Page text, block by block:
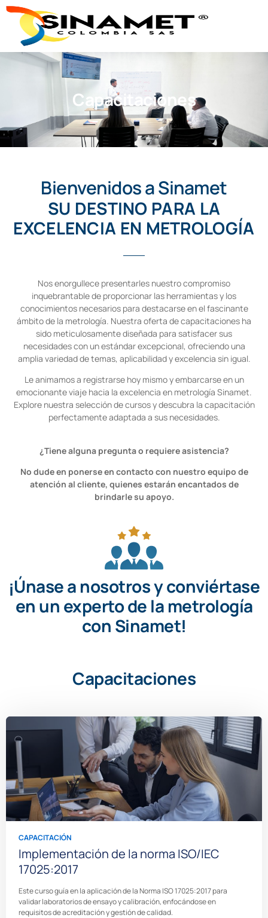
Capacitaciones
Bienvenidos a Sinamet
SU DESTINO PARA LA
EXCELENCIA EN METROLOGÍA
Nos enorgullece presentarles nuestro compromiso
inquebrantable de proporcionar las herramientas y los
conocimientos necesarios para destacarse en el fascinante
ámbito de la metrología. Nuestra oferta de capacitaciones ha
sido meticulosamente diseñada para satisfacer sus
necesidades con un estándar excepcional, ofreciendo una
amplia variedad de temas, aplicabilidad y excelencia sin igual.
Le animamos a registrarse hoy mismo y embarcarse en un
emocionante viaje hacia la excelencia en metrología Sinamet.
Explore nuestra selección de cursos y descubra la capacitación
perfectamente adaptada a sus necesidades.
¿Tienealguna pregunta o requiere asistencia?
No dude en ponerse en contacto con nuestro equipo de
atención al cliente, quienes estarán encantados de
brindarle su apoyo.
¡Únase a nosotros y conviértase
en un experto de la metrología
con Sinamet!
Capacitaciones
CAPACITACIÓN
Implementación de la norma ISO/IEC
17025:2017
Este curso guía en la aplicación de la Norma ISO 17025:2017 para
validar laboratorios de ensayo y calibración, enfocándose en
requisitos de acreditación y gestión de calidad.